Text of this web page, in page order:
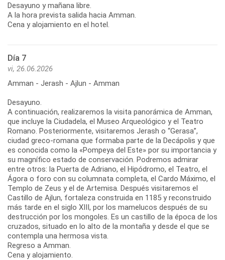
Desayuno y mañana libre.
A la hora prevista salida hacia Amman.
Cena y alojamiento en el hotel.
Día 7
vi, 26.06.2026
Amman - Jerash - Ajlun - Amman
Desayuno.
A continuación, realizaremos la visita panorámica de Amman,
que incluye la Ciudadela, el Museo Arqueológico y el Teatro
Romano. Posteriormente, visitaremos Jerash o “Gerasa”,
ciudad greco-romana que formaba parte de la Decápolis y que
es conocida como la «Pompeya del Este» por su importancia y
su magnífico estado de conservación. Podremos admirar
entre otros: la Puerta de Adriano, el Hipódromo, el Teatro, el
Ágora o foro con su columnata completa, el Cardo Máximo, el
Templo de Zeus y el de Artemisa. Después visitaremos el
Castillo de Ajlun, fortaleza construida en 1185 y reconstruido
más tarde en el siglo XIII, por los mamelucos después de su
destrucción por los mongoles. Es un castillo de la época de los
cruzados, situado en lo alto de la montaña y desde el que se
contempla una hermosa vista.
Regreso a Amman.
Cena y alojamiento.